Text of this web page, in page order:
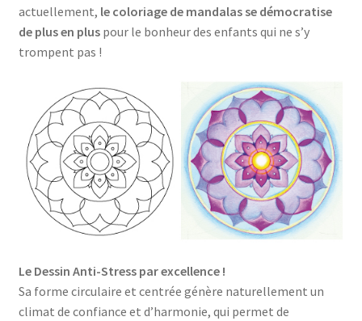
actuellement, le coloriage de mandalas se démocratise
de plus en pluspour le bonheur des enfants qui ne s’y
trompent pas !
Le Dessin Anti-Stress par excellence !
Sa forme circulaire et centrée génère naturellement un
climat de confiance et d’harmonie, qui permet de